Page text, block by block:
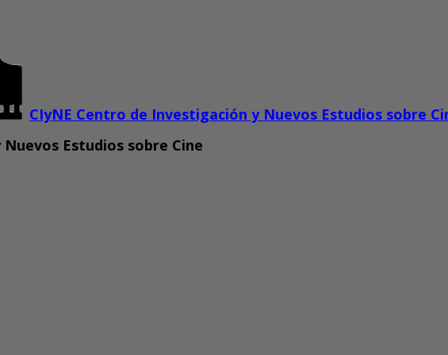
CIyNE Centro de Investigación y Nuevos Estudios sobre
Estudios sobre Cine